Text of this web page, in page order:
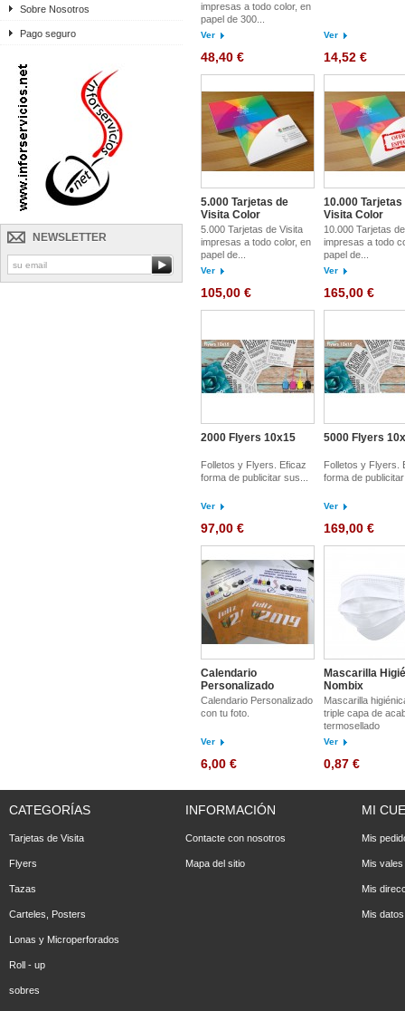
Sobre Nosotros
Pago seguro
NEWSLETTER
impresas a todo color, en
papel de 300...
Ver
48,40 €
Ver
14,52 €
5.000 Tarjetas de
Visita Color
5.000 Tarjetas de Visita
impresas a todo color, en
papel de...
Ver
105,00 €
10.000 Tarjetas
Visita Color
10.000 Tarjetas
impresas a todo
papel de...
Ver
165,00 €
2000 Flyers 10x15
Folletos y Flyers. Eficaz
forma de publicitar sus...
Ver
97,00 €
5000 Flyers
Folletos y Flyers.
forma de
Ver
169,00 €
Calendario
Personalizado
Calendario Personalizado
con tu foto.
Ver
6,00 €
Mascarilla
Nombix
Mascarilla
triple capa de
termosellado
Ver
0,87 €
CATEGORÍAS
Tarjetas de Visita
Flyers
Tazas
Carteles, Posters
Lonas y Microperforados
Roll - up
sobres
INFORMACIÓN
Contacte con nosotros
Mapa del sitio
MI
Mis
Mis
Mis
Mis